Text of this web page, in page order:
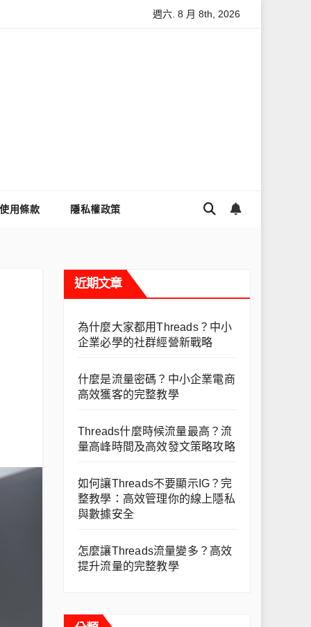
怎麼讓Threads流量變多？高效提升流量的完整教學
週六. 8 月 8th, 2026
使用條款 隱私權政策
近期文章
為什麼大家都用Threads？中小
企業必學的社群經營新戰略
什麼是流量密碼？中小企業電商
高效獲客的完整教學
Threads什麼時候流量最高？流
量高峰時間及高效發文策略攻略
如何讓Threads不要顯示IG？完
整教學：高效管理你的線上隱私
與數據安全
怎麼讓Threads流量變多？高效
提升流量的完整教學